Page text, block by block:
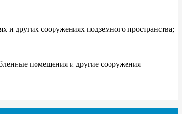
других сооружениях подземного пространства;
помещения и другие сооружения